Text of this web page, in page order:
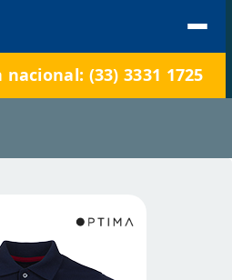
(33) 3331 1725